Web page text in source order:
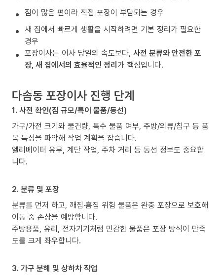
짐이 많은 편이라 직접 포장이 부담되는 경우
새 집에서 빠르게 생활을 시작하려면 기본 정리가 필요한
경우
포장이사는 이사 당일의 속도보다, 사전 분류와 안전한 포
장, 새 집에서의 효율적인 정리가 핵심입니다.
다솜동 포장이사 진행 단계
1. 사전 확인(짐 규모/특이 물품/동선)
가구/가전 크기와 물건량, 특수 물품 여부, 주방/의류/침구 등 품
목 특성을 파악해 작업 계획을 잡습니다.
엘리베이터 유무, 계단 작업, 주차 거리 등 동선 정보도 중요합
니다.
2. 분류 및 포장
분류를 먼저 하고, 깨짐·흠집 위험 물품은 완충 포장으로 보호해
이동 중 손상을 예방합니다.
주방용품, 유리, 전자기기처럼 민감한 물품은 포장 방식이 만족
도를 크게 좌우합니다.
3. 가구 분해 및 상하차 작업